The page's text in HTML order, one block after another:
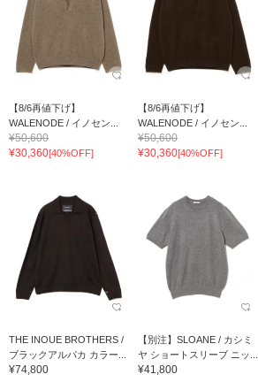
【8/6再値下げ】
WALENODE / イノセン...
¥50,600
¥30,360[40%OFF]
【8/6再値下げ】
WALENODE / イノセン...
¥50,600
¥30,360[40%OFF]
THE INOUE BROTHERS /
ブラックアルパカ カラー...
¥74,800
【別注】SLOANE / カシミ
ヤ ショートスリーブ ニッ...
¥41,800